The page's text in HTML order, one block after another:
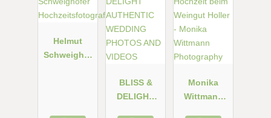
Helmut
Schweighof
BLISS &
DELIGHT
Monika
Wittmann